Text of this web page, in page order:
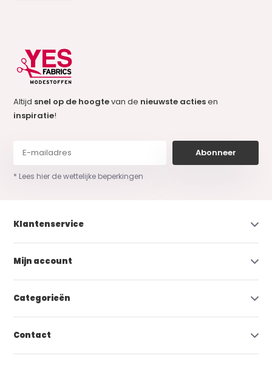
Altijd snel op de hoogtevan de nieuwste actiesen
inspiratie!
Abonneer
* Lees hier de wettelijke beperkingen
Klantenservice
Mijn account
Categorieën
Contact